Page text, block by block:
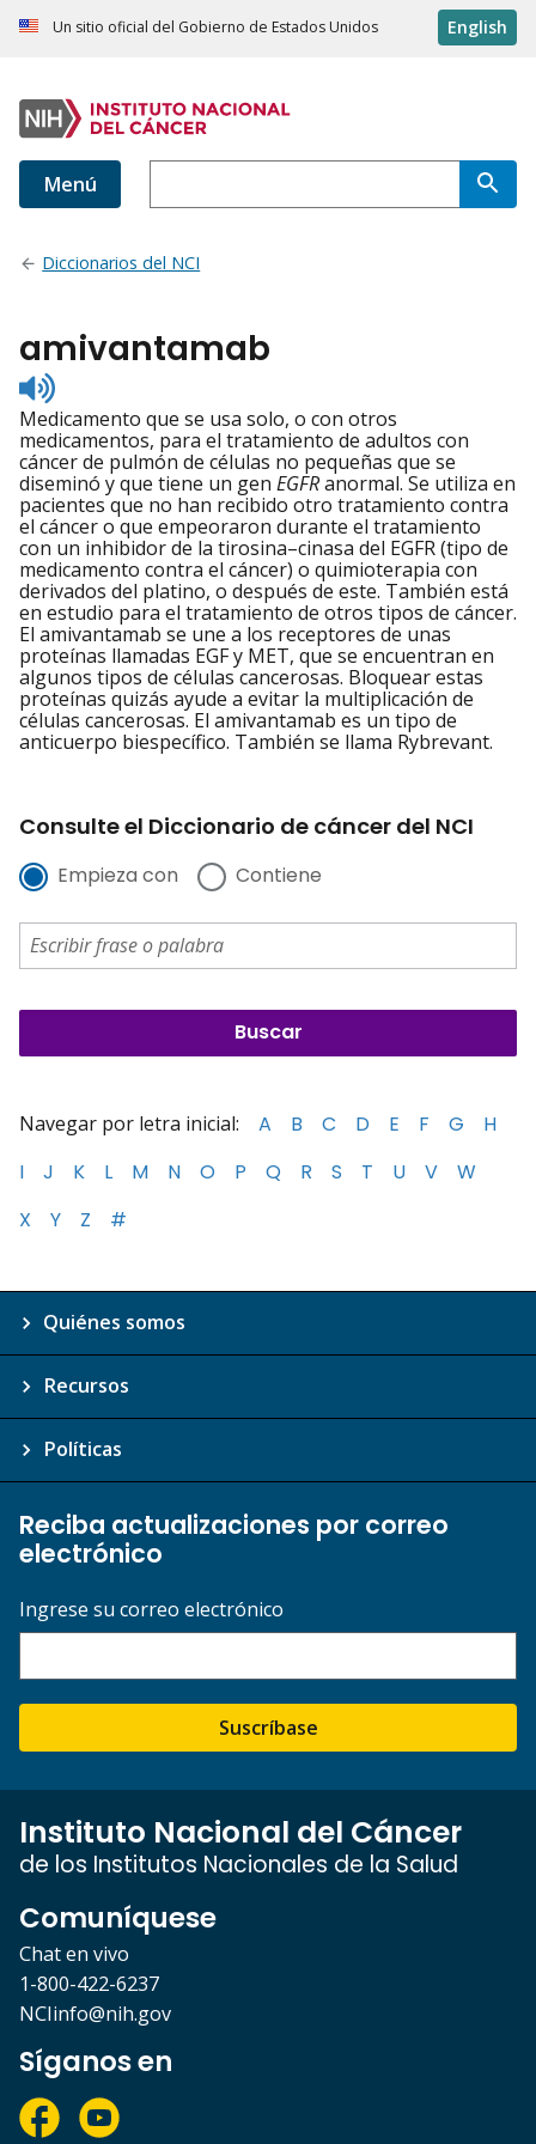
Un sitio oficial del Gobierno de Estados Unidos English
Menú
Diccionarios del NCI
amivantamab
Listen
to
pronunciation
Medicamento que se usa solo, o con otros
medicamentos, para el tratamiento de adultos con
cáncer de pulmón de células no pequeñas que se
diseminó y que tiene un gen EGFRanormal. Se utiliza en
pacientes que no han recibido otro tratamiento contra
el cáncer o que empeoraron durante el tratamiento
con un inhibidor de la tirosina–cinasa del EGFR (tipo de
medicamento contra el cáncer) o quimioterapia con
derivados del platino, o después de este. También está
en estudio para el tratamiento de otros tipos de cáncer.
El amivantamab se une a los receptores de unas
proteínas llamadas EGF y MET, que se encuentran en
algunos tipos de células cancerosas. Bloquear estas
proteínas quizás ayude a evitar la multiplicación de
células cancerosas. El amivantamab es un tipo de
anticuerpo biespecífico. También se llama Rybrevant.
Consulte el Diccionario de cáncer del NCI
Empieza con Contiene
Navegar por letra inicial: A B C D E F G
H
I
J K L M N O P Q R S T U V
W
X
Y Z #
Quiénes somos
Recursos
Políticas
Reciba actualizaciones por correo
electrónico
Ingrese su correo electrónico
Suscríbase
Instituto Nacional del Cáncer
de los Institutos Nacionales de la Salud
Comuníquese
Chat en vivo
1-800-422-6237
NCIinfo@nih.gov
Síganos en